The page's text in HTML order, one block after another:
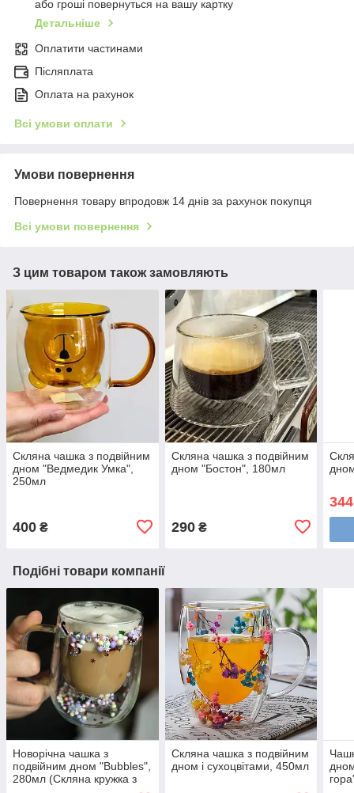
або гроші повернуться на вашу картку
Детальніше
Оплатити частинами
Післяплата
Оплата на рахунок
Всі умови оплати
Умови повернення
Повернення товару впродовж 14 днів за рахунок покупця
Всі умови повернення
З цим товаром також замовляють
Скляна чашка з подвійним
дном "Ведмедик Умка",
250мл
400 ₴
Скляна чашка з подвійним
дном "Бостон", 180мл
290₴
344
Подібні товари компанії
Новорічна чашка з
подвійним дном "Bubbles",
280мл (Скляна кружка з
Скляна чашка з подвійним
дном і сухоцвітами, 450мл